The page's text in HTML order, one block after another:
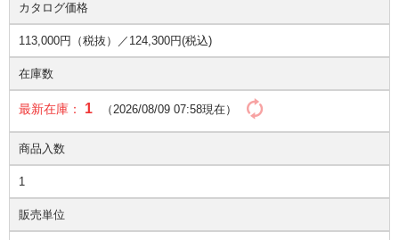
カタログ価格
113,000円（税抜）／ 124,300円(税込)
在庫数
最新在庫： 1 （2026/08/09 07:58現在）
商品入数
1
販売単位